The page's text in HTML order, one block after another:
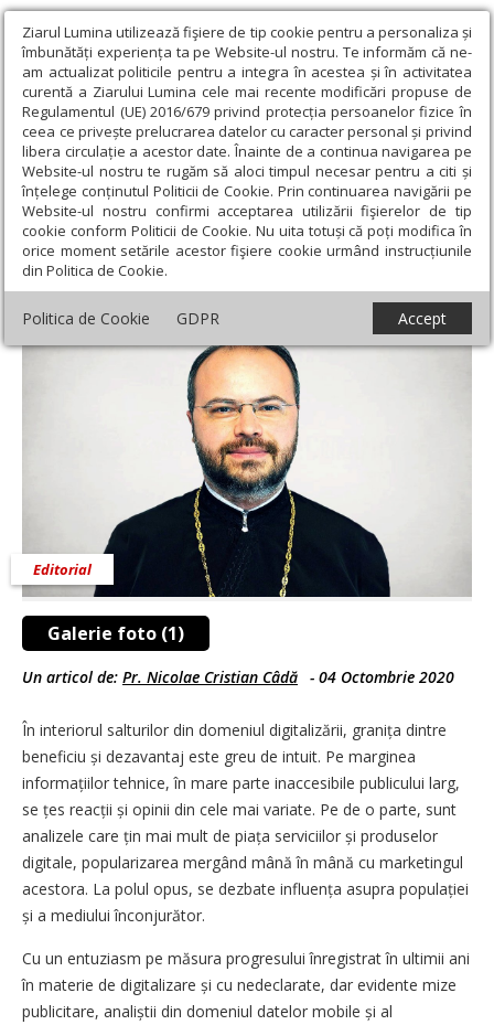
Ziarul Lumina utilizează fişiere de tip cookie pentru a personaliza și
îmbunătăți experiența ta pe Website-ul nostru. Te informăm că ne-
am actualizat politicile pentru a integra în acestea și în activitatea
curentă a Ziarului Lumina cele mai recente modificări propuse de
Regulamentul (UE) 2016/679 privind protecția persoanelor fizice în
ceea ce privește prelucrarea datelor cu caracter personal și privind
libera circulație a acestor date. Înainte de a continua navigarea pe
Website-ul nostru te rugăm să aloci timpul necesar pentru a citi și
înțelege conținutul Politicii de Cookie. Prin continuarea navigării pe
Website-ul nostru confirmi acceptarea utilizării fişierelor de tip
cookie conform Politicii de Cookie. Nu uita totuși că poți modifica în
orice moment setările acestor fişiere cookie urmând instrucțiunile
din Politica de Cookie.
Politica de Cookie GDPR Accept
Ziarul Lumina › Opinii › Editorial ›
Creștinism și conectivitate
digitală
Creștinism și conectivitate digitală
Galerie foto (1)
Editorial
Un articol de: Pr. Nicolae Cristian Câdă - 04 Octombrie 2020
În interiorul salturilor din domeniul digitalizării, granița dintre
beneficiu și dezavantaj este greu de intuit. Pe marginea
informațiilor tehnice, în mare parte inaccesibile publicului larg,
se țes reacții și opinii din cele mai variate. Pe de o parte, sunt
analizele care țin mai mult de piața serviciilor și produselor
digitale, popularizarea mergând mână în mână cu marketingul
acestora. La polul opus, se dezbate influența asupra populației
și a mediului înconjurător.
Cu un entuziasm pe măsura progresului înregistrat în ultimii ani
în materie de digitalizare și cu nedeclarate, dar evidente mize
publicitare, analiștii din domeniul datelor mobile și al